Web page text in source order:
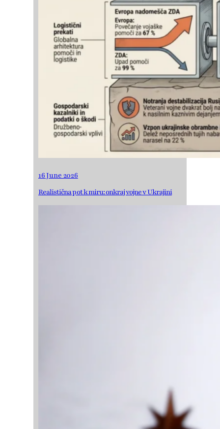
16 June 2026
Realistična pot k miru: onkraj vojne v Ukrajini